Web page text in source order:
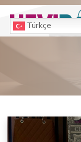
Türkçe